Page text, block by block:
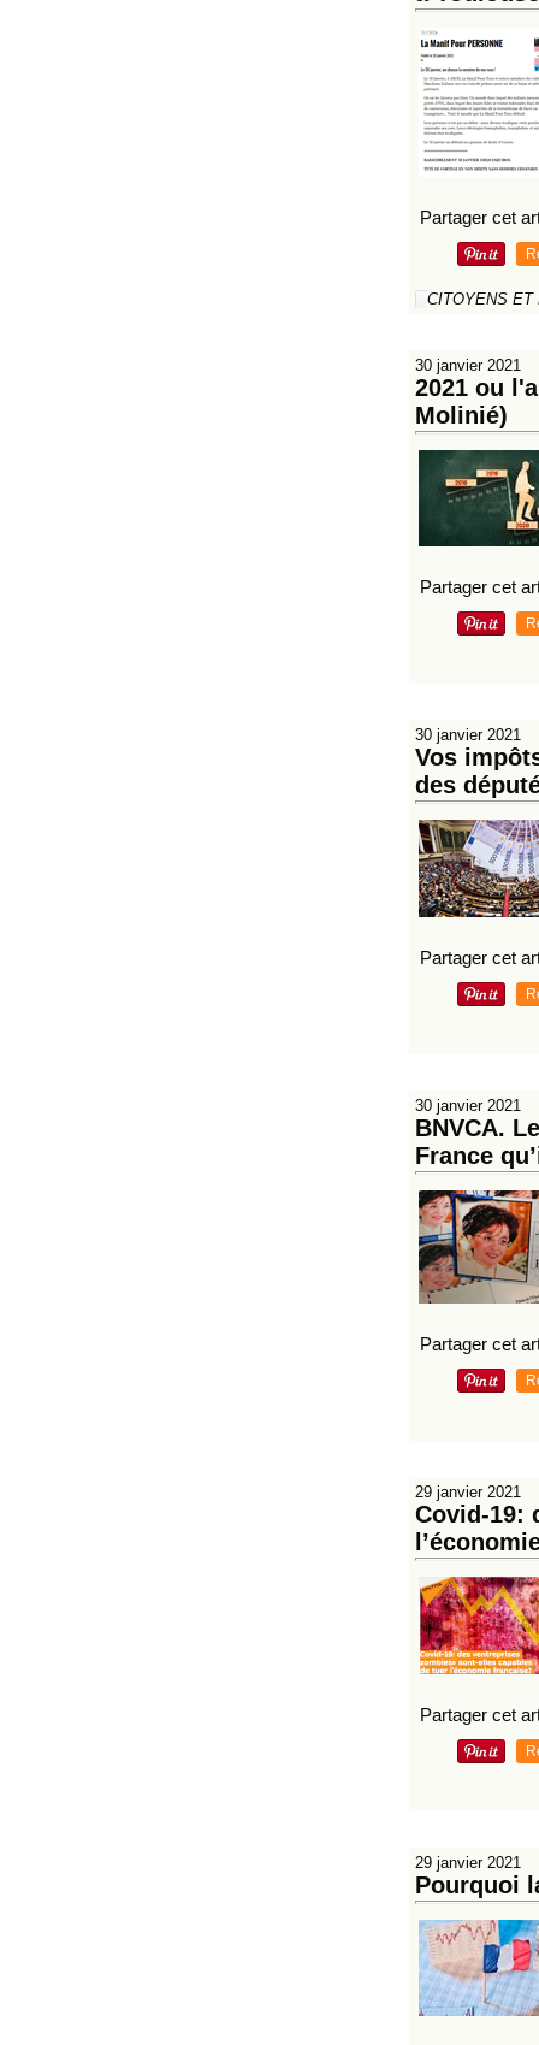
Partager cet
CITOYENS ET
30 janvier 2021
2021 ou
Molinié)
Partager cet
30 janvier 2021
Vos
des
Partager cet
30 janvier 2021
BNVCA.
France
Partager cet
29 janvier 2021
Covid-19:
Partager cet
29 janvier 2021
Pourquoi